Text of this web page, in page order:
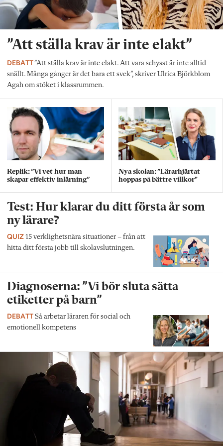
”Att ställa krav är inte elakt”
DEBATT”Att ställa krav är inte elakt. Att vara schysst är inte alltid
snällt. Många gånger är det bara ett svek”, skriver Ulrica Björkblom
Agah om stöket i klassrummen.
Replik: ”Vi vet hur man
skapar effektiv inlärning”
Nya skolan: ”Lärarhjärtat
hoppas på bättre villkor"
Test: Hur klarar du ditt första år som
ny lärare?
QUIZ 15 verklighetsnära situationer – från att
hitta ditt första jobb till skolavslutningen.
Diagnoserna: ”Vi bör sluta sätta
etiketter på barn”
DEBATT Så arbetar läraren för social och
emotionell kompetens